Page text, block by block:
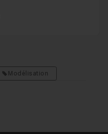
Modélisation